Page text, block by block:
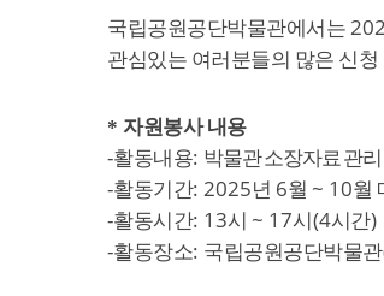
국립공원공단박물관에서는
관심있는 여러분들의 많은 신청
* 자원봉사 내용
-활동내용: 박물관 소장자료 관리
-활동기간: 2025년 6월 ~ 10월
-활동시간: 13시 ~ 17시 (4시간)
-활동장소: 국립공원공단박물관